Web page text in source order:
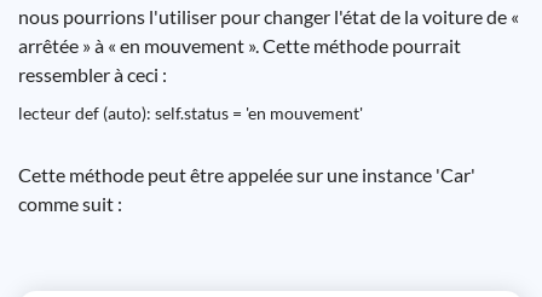
nous pourrions l'utiliser pour changer l'état de la voiture de «
arrêtée » à « en mouvement ». Cette méthode pourrait
ressembler à ceci :
lecteur def (auto): self.status = 'en mouvement'
Cette méthode peut être appelée sur une instance 'Car'
comme suit :